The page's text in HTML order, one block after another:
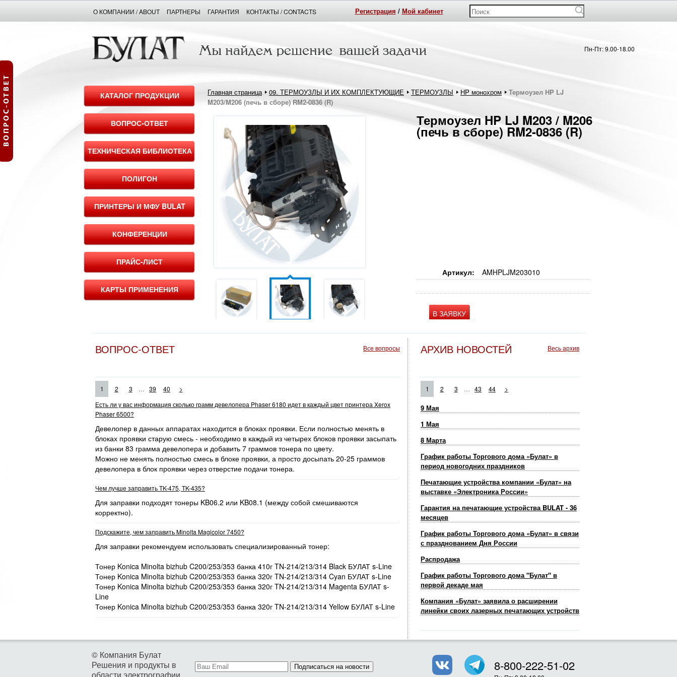
Регистрация / Мой кабинет
О КОМПАНИИ / ABOUT ПАРТНЕРЫ ГАРАНТИЯ КОНТАКТЫ / CONTACTS
Пн-Пт: 9.00-18.00
КАТАЛОГ ПРОДУКЦИИ
ВОПРОС-ОТВЕТ
ТЕХНИЧЕСКАЯ БИБЛИОТЕКА
ПОЛИГОН
ПРИНТЕРЫ И МФУ BULAT
КОНФЕРЕНЦИИ
ПРАЙС-ЛИСТ
КАРТЫ ПРИМЕНЕНИЯ
Главная страница 09. ТЕРМОУЗЛЫ И ИХ КОМПЛЕКТУЮЩИЕ ТЕРМОУЗЛЫ HP монохром
Термоузел HP LJ
M203/M206 (печь в сборе) RM2-0836 (R)
Термоузел HP LJ M203 / M206
(печь в сборе) RM2-0836 (R)
Артикул: AMHPLJM203010
В ЗАЯВКУ
ВОПРОС-ОТВЕТ Все вопросы
1 2 3 ... 39 40
>
Есть ли у вас информация сколько грамм девелопера Phaser 6180 идет в каждый цвет принтера Xerox
Phaser 6500?
Девелопер в данных аппаратах находится в блоках проявки. Если полностью менять в
блоках проявки старую смесь - необходимо в каждый из четырех блоков проявки засыпать
из банки 83 грамма девелопера и добавить 7 граммов тонера по цвету.
Можно не менять полностью смесь в блоке проявки, а просто досыпать 20-25 граммов
девелопера в блок проявки через отверстие подачи тонера.
Чем лучше заправить TK-475, TK-435?
Для заправки подходят тонеры KB06.2 или KB08.1 (между собой смешиваются
корректно).
Подскажите, чем заправить Minolta Magicolor 7450?
Для заправки рекомендуем использовать специализированный тонер:
Тонер Konica Minolta bizhub C200/253/353 банка 410г TN-214/213/314 Black БУЛАТ s-Line
Тонер Konica Minolta bizhub C200/253/353 банка 320г TN-214/213/314 Cyan БУЛАТ s-Line
Тонер Konica Minolta bizhub C200/253/353 банка 320г TN-214/213/314 Magenta БУЛАТ s-
Line
Тонер Konica Minolta bizhub C200/253/353 банка 320г TN-214/213/314 Yellow БУЛАТ s-Line
АРХИВ НОВОСТЕЙ Весь архив
1 2 3 ... 43 44 >
9 Мая
1 Мая
8 Марта
График работы Торгового дома «Булат» в
период новогодних праздников
Печатающие устройства компании «Булат» на
выставке «Электроника России»
Гарантия на печатающие устройства BULAT - 36
месяцев
График работы Торгового дома «Булат» в связи
с празднованием Дня России
Распродажа
График работы Торгового дома "Булат" в
первой декаде мая
Компания «Булат» заявила о расширении
линейки своих лазерных печатающих устройств
© Компания Булат
Решения и продукты в
Подписаться на новости 8-800-222-51-02